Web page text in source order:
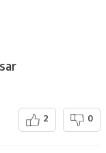
2 0